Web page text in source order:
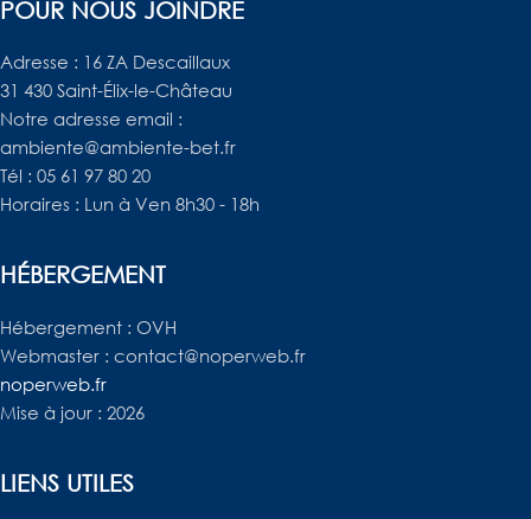
POUR NOUS JOINDRE
Adresse : 16 ZA Descaillaux
31 430 Saint-Élix-le-Château
Notre adresse email :
ambiente@ambiente-bet.fr
Tél : 05 61 97 80 20
Horaires : Lun à Ven 8h30 - 18h
HÉBERGEMENT
Hébergement : OVH
Webmaster : contact@noperweb.fr
noperweb.fr
Mise à jour : 2026
LIENS UTILES